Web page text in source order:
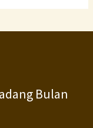
Bulan